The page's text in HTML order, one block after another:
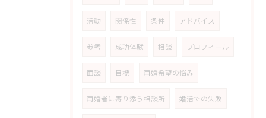
活動 関係性 条件 アドバイス
参考 成功体験 相談 プロフィール
面談 目標 再婚希望の悩み
再婚者に寄り添う相談所 婚活での失敗